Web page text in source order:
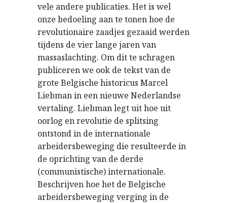
vele andere publicaties. Het is wel
onze bedoeling aan te tonen hoe de
revolutionaire zaadjes gezaaid werden
tijdens de vier lange jaren van
massaslachting. Om dit te schragen
publiceren we ook de tekst van de
grote Belgische historicus Marcel
Liebman in een nieuwe Nederlandse
vertaling. Liebman legt uit hoe uit
oorlog en revolutie de splitsing
ontstond in de internationale
arbeidersbeweging die resulteerde in
de oprichting van de derde
(communistische) internationale.
Beschrijven hoe het de Belgische
arbeidersbeweging verging in de